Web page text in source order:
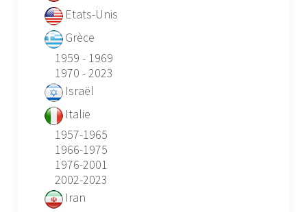
Etats-Unis
Grèce
1959 - 1969
1970 - 2023
Israël
Italie
1957-1965
1966-1975
1976-2001
2002-2023
Iran